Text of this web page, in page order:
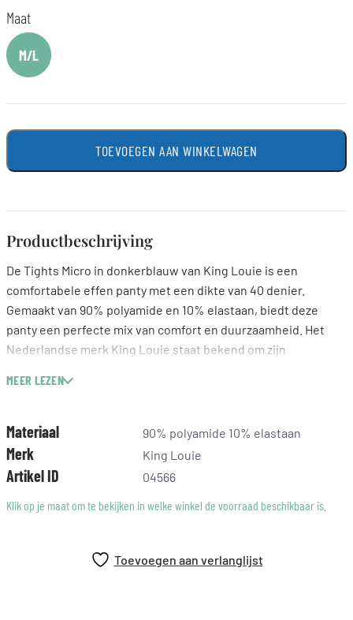
Maat
M/L
TOEVOEGEN AAN WINKELWAGEN
Productbeschrijving
De Tights Micro in donkerblauw van King Louie is een
comfortabele effen panty met een dikte van 40 denier.
Gemaakt van 90% polyamide en 10% elastaan, biedt deze
panty een perfecte mix van comfort en duurzaamheid. Het
Nederlandse merk King Louie staat bekend om zijn
maat S/M is geschikt voor kledingmaat 34-38 en is een ideale
toevoeging aan haar garderobe.
MEER LEZEN
Materiaal 90% polyamide 10% elastaan
Merk King Louie
Artikel ID
04566
Klik op je maat om te bekijken in welke winkel de voorraad beschikbaar is.
Toevoegen aan verlanglijst